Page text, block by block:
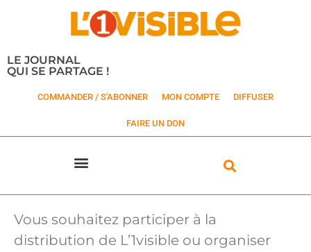
LE JOURNAL
QUI SE PARTAGE !
COMMANDER / S'ABONNER MON COMPTE DIFFUSER
FAIRE UN DON
Vous souhaitez participer à la
distribution de L’1visible ou organiser